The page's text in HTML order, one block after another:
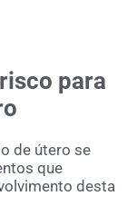
para
de útero se
que
desta